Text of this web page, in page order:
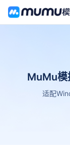
MuMu模
适配